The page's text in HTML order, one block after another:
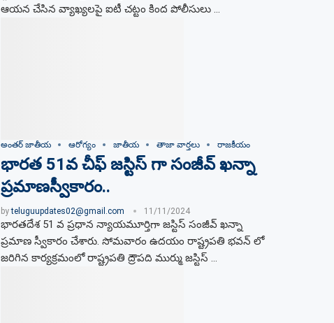
ఆయన చేసిన వ్యాఖ్యలపై ఐటీ చట్టం కింద పోలీసులు …
అంతర్ జాతీయ ఆరోగ్యం జాతీయ తాజా వార్తలు రాజకీయం
భారత 51వ చీఫ్ జస్టిస్ గా సంజీవ్ ఖన్నా
ప్రమాణస్వీకారం..
byteluguupdates02@gmail.com 11/11/2024
భారతదేశ 51 వ ప్రధాన న్యాయమూర్తిగా జస్టిస్ సంజీవ్ ఖన్నా
ప్రమాణ స్వీకారం చేశారు. సోమవారం ఉదయం రాష్ట్రపతి భవన్ లో
జరిగిన కార్యక్రమంలో రాష్ట్రపతి ద్రౌపది ముర్ము జస్టిస్ …